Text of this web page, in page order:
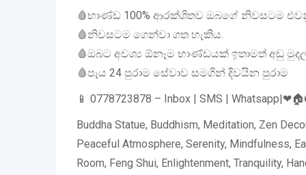
🩸භාණ්ඩ 100% ආරක්ශිතව ඔබගේ නිවසටම
🩸නිවසටම ගෙන්වා ගත හැකිය.
🩸ඔබට අවශ්‍ය ඕනෑම භාණ්ඩයක් ඉතාමත් අඩු
🩸පැය 24 පුරාම සේවාව සමගින් දිවයින පුරාම
📱 0778723878 – Inbox | SMS |
Buddha Statue, Buddhism, Meditation, Zen
Peaceful Atmosphere, Serenity, Mindfulness,
Room, Feng Shui, Enlightenment, Tranquility,